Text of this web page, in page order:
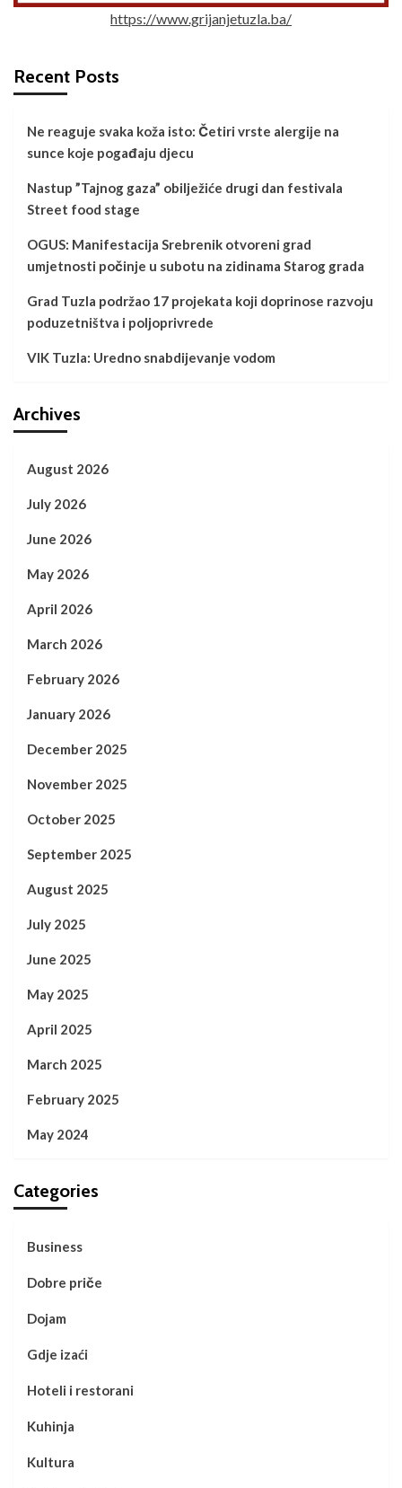
https://www.grijanjetuzla.ba/
Recent Posts
Ne reaguje svaka koža isto: Četiri vrste alergije na
sunce koje pogađaju djecu
Nastup ”Tajnog gaza” obilježiće drugi dan festivala
Street food stage
OGUS: Manifestacija Srebrenik otvoreni grad
umjetnosti počinje u subotu na zidinama Starog grada
Grad Tuzla podržao 17 projekata koji doprinose razvoju
poduzetništva i poljoprivrede
VIK Tuzla: Uredno snabdijevanje vodom
Archives
August 2026
July 2026
June 2026
May 2026
April 2026
March 2026
February 2026
January 2026
December 2025
November 2025
October 2025
September 2025
August 2025
July 2025
June 2025
May 2025
April 2025
March 2025
February 2025
May 2024
Categories
Business
Dobre priče
Dojam
Gdje izaći
Hoteli i restorani
Kuhinja
Kultura